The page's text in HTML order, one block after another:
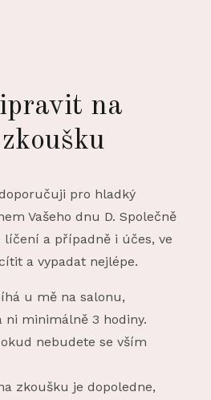
na
pro hladký
Vašeho dnu D. Společně
a případně i účes, ve
a vypadat nejlépe.
u mě na salonu,
ni minimálně 3 hodiny.
nebudete se vším
zkoušku je dopoledne,